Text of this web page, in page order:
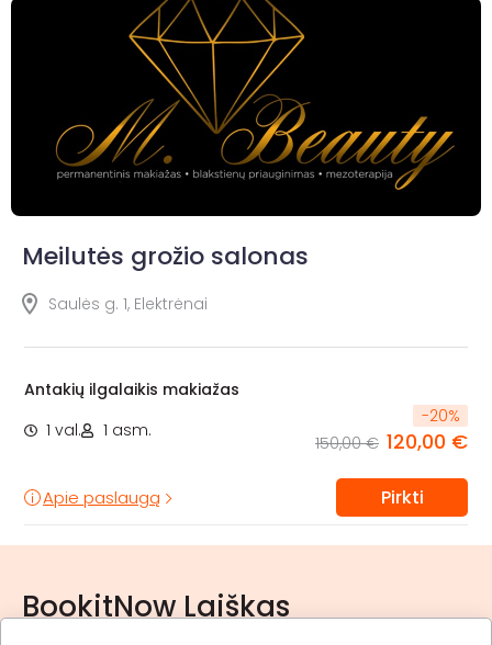
Meilutės grožio salonas
Saulės g. 1, Elektrėnai
Antakių ilgalaikis makiažas
1 val.
1 asm.
-20%
150,00 € 120,00 €
Apie paslaugą Pirkti
BookitNow Laiškas